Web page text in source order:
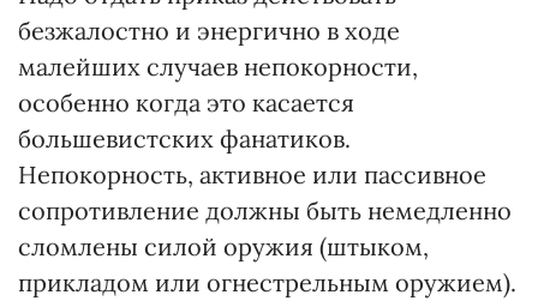
безжалостно и энергично в ходе
малейших случаев непокорности,
особенно когда это касается
большевистских фанатиков.
Непокорность, активное или пассивное
сопротивление должны быть немедленно
сломлены силой оружия (штыком,
прикладом или огнестрельным оружием).